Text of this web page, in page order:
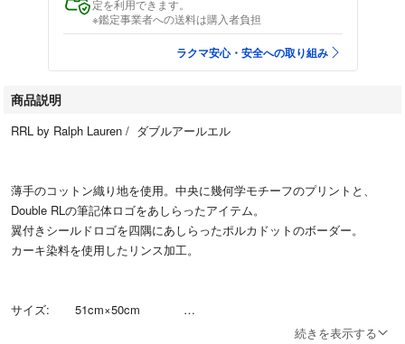
定を利用できます。
※鑑定事業者への送料は購入者負担
ラクマ安心・安全への取り組み
商品説明
RRL by Ralph Lauren / ダブルアールエル
薄手のコットン織り地を使用。中央に幾何学モチーフのプリントと、
Double RLの筆記体ロゴをあしらったアイテム。
翼付きシールドロゴを四隅にあしらったポルカドットのボーダー。
カーキ染料を使用したリンス加工。
サイズ: 51cm×50cm
続きを表示する